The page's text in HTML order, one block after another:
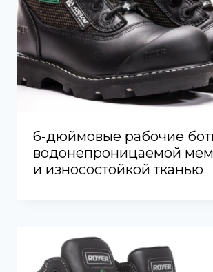
6-дюймовые рабочие
водонепроницаемой
и износостойкой тканью